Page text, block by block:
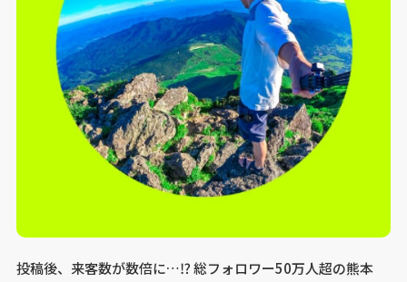
投稿後、来客数が数倍に…⁉ 総フォロワー50万人超の熊本